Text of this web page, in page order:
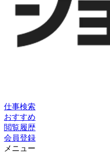
仕事検索
おすすめ
閲覧履歴
会員登録
メニュー